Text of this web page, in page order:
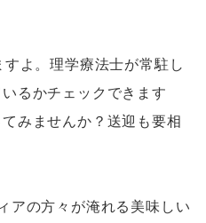
よ。理学療法士が常駐し
るかチェックできます
みませんか？送迎も要相
アの方々が淹れる美味しい